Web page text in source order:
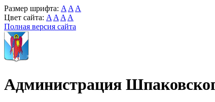
Размер шрифта: A A A
Цвет сайта: A A A A
Полная версия сайта
Администрация